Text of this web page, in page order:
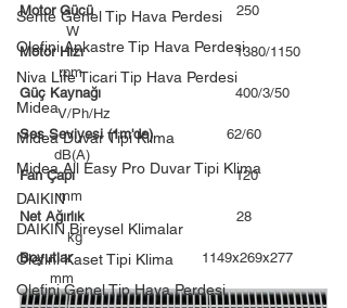
Sente Genel Tip Hava Perdesi
Olefini Ankastre Tip Hava Perdesi
Niva Life Ticari Tip Hava Perdesi
Midea
Midea Duvar Tipi Klima
Midea All Easy Pro Duvar Tipi Klima
DAIKIN
DAIKIN Bireysel Klimalar
Olefini Kaset Tipi Klima
Olefini Genel Tip Hava Perdesi
Motor Gücü 250
W
Motor Hızı 1380/1150
rpm
Güç Kaynağı 400/3/50
V/Ph/Hz
Ses Seviyesi (1m'de) 62/60
dB(A)
Fan Çapı 120
mm
Net Ağırlık 28
kg
Boyutlar 1149x269x277
mm